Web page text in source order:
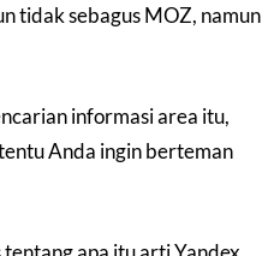
tidak sebagus MOZ, namun
informasi area itu,
Anda ingin berteman